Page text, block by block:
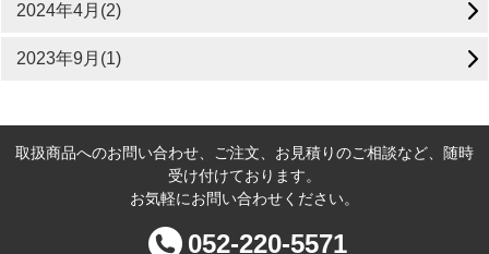
2024年4月(2)
2023年9月(1)
取扱商品へのお問い合わせ、ご注文、お見積りのご相談など、随時
受け付けております。
お気軽にお問い合わせください。
052-220-5571